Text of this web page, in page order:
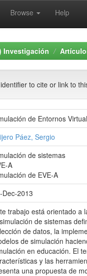
Browse Help
Investigación
to cite or link to
de Entornos
Páez, Sergio
de sistemas
A
de EVE-A
Dec-2013
trabajo está orientado a
de sistemas
de datos, la
de simulación
en educación. El
y las
una propuesta de